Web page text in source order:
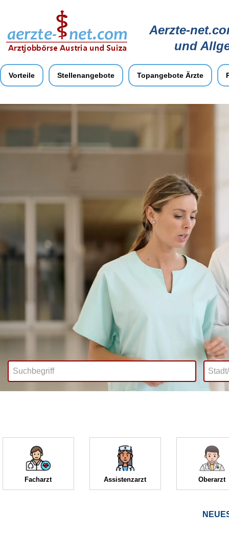
Aerzte-
und
Vorteile Stellenangebote Topangebote Ärzte
Facharzt Assistenzarzt Oberarzt